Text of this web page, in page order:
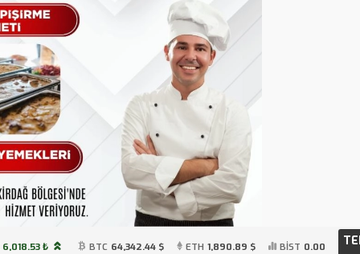
6,018.53 ₺ BTC 64,342.44 $ ETH 1,890.89 $ BİST 0.00